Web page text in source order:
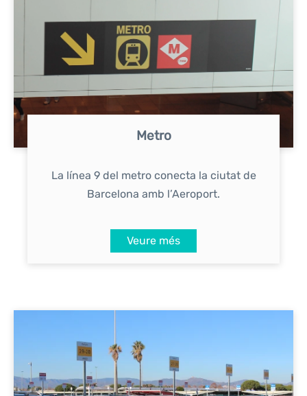
Metro
La línea 9 del metro conecta la ciutat de
Barcelona amb l’Aeroport.
Veure més